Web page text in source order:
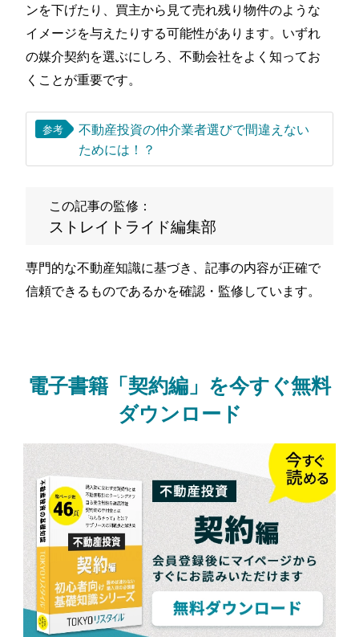
ンを下げたり、買主から見て売れ残り物件のような
イメージを与えたりする可能性があります。いずれ
の媒介契約を選ぶにしろ、不動会社をよく知ってお
くことが重要です。
参考
不動産投資の仲介業者選びで間違えない
ためには！？
この記事の監修：
ストレイトライド編集部
専門的な不動産知識に基づき、記事の内容が正確で
信頼できるものであるかを確認・監修しています。
電子書籍「契約編」を今すぐ無料
ダウンロード